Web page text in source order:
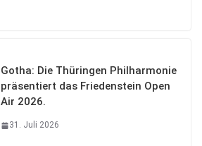
Gotha: Die Thüringen Philharmonie
präsentiert das Friedenstein Open
Air 2026.
31. Juli 2026